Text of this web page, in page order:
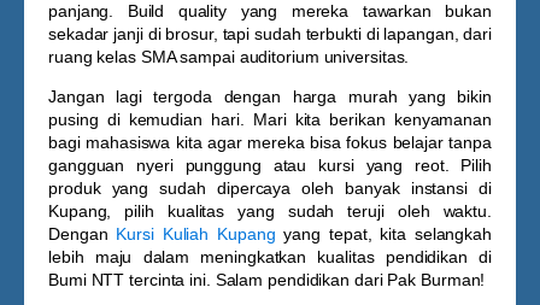
panjang. Build quality yang mereka tawarkan bukan
sekadar janji di brosur, tapi sudah terbukti di lapangan, dari
ruang kelas SMA sampai auditorium universitas.
Jangan lagi tergoda dengan harga murah yang bikin
pusing di kemudian hari. Mari kita berikan kenyamanan
bagi mahasiswa kita agar mereka bisa fokus belajar tanpa
gangguan nyeri punggung atau kursi yang reot. Pilih
produk yang sudah dipercaya oleh banyak instansi di
Kupang, pilih kualitas yang sudah teruji oleh waktu.
Dengan Kursi Kuliah Kupang yang tepat, kita selangkah
lebih maju dalam meningkatkan kualitas pendidikan di
Bumi NTT tercinta ini. Salam pendidikan dari Pak Burman!